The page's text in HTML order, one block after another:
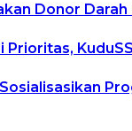
Donor
Prioritas,